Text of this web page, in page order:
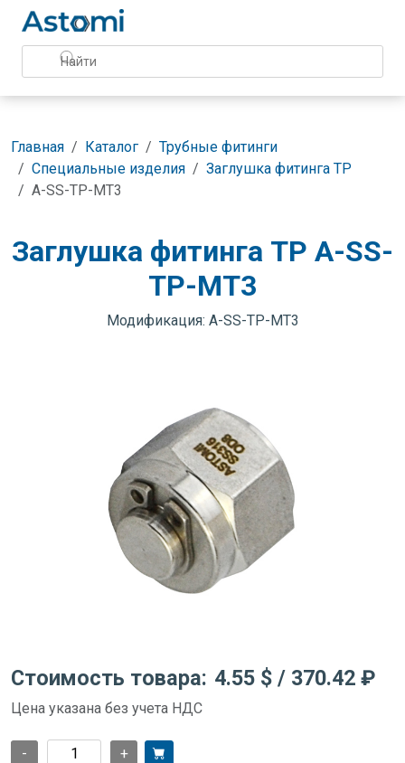
Главная Каталог
Трубные фитинги
Специальные изделия
Заглушка фитинга TP
A-SS-TP-MT3
Заглушка фитинга TP A-SS-
TP-MT3
Модификация: A-SS-TP-MT3
Стоимость товара: 4.55 $ / 370.42 ₽
Цена указана без учета НДС
- +